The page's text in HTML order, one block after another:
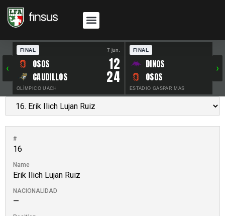
‹
FINAL 7 jun.
OSOS 12
CAUDILLOS 24
OLÍMPICO UACH
FINAL
DINOS
OSOS
ESTADIO GASPAR MAS
›
#
16
Name
Erik Ilich Lujan Ruiz
NACIONALIDAD
—